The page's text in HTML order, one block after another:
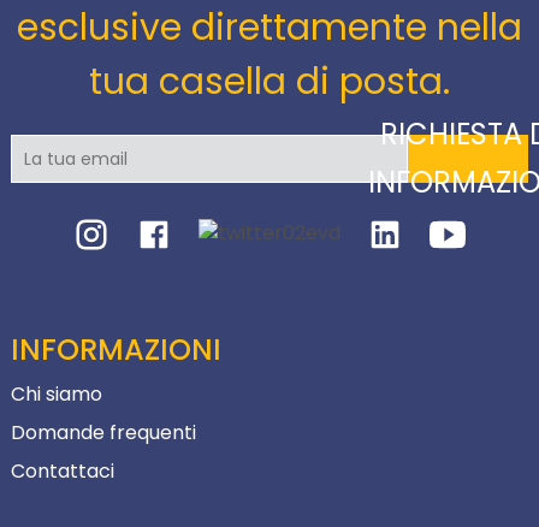
esclusive direttamente nella
tua casella di posta.
RICHIESTA
INFORMAZIONI
Chi siamo
Domande frequenti
Contattaci